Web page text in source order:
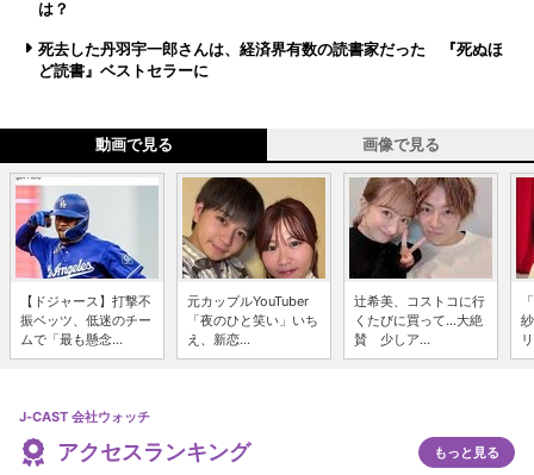
は？
死去した丹羽宇一郎さんは、経済界有数の読書家だった 『死ぬほ
ど読書』ベストセラーに
動画で見る 画像で見る
【ドジャース】打撃不
振ベッツ、低迷のチー
ムで「最も懸念...
元カップルYouTuber
「夜のひと笑い」いち
え、新恋...
辻希美、コストコに行
くたびに買って...大絶
賛 少しア...
J-CAST 会社ウォッチ
アクセスランキング もっと見る